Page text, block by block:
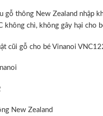
gỗ thông New Zealand nhập
không chì, không gây hại cho
cũi gỗ cho bé Vinanoi
New Zealand